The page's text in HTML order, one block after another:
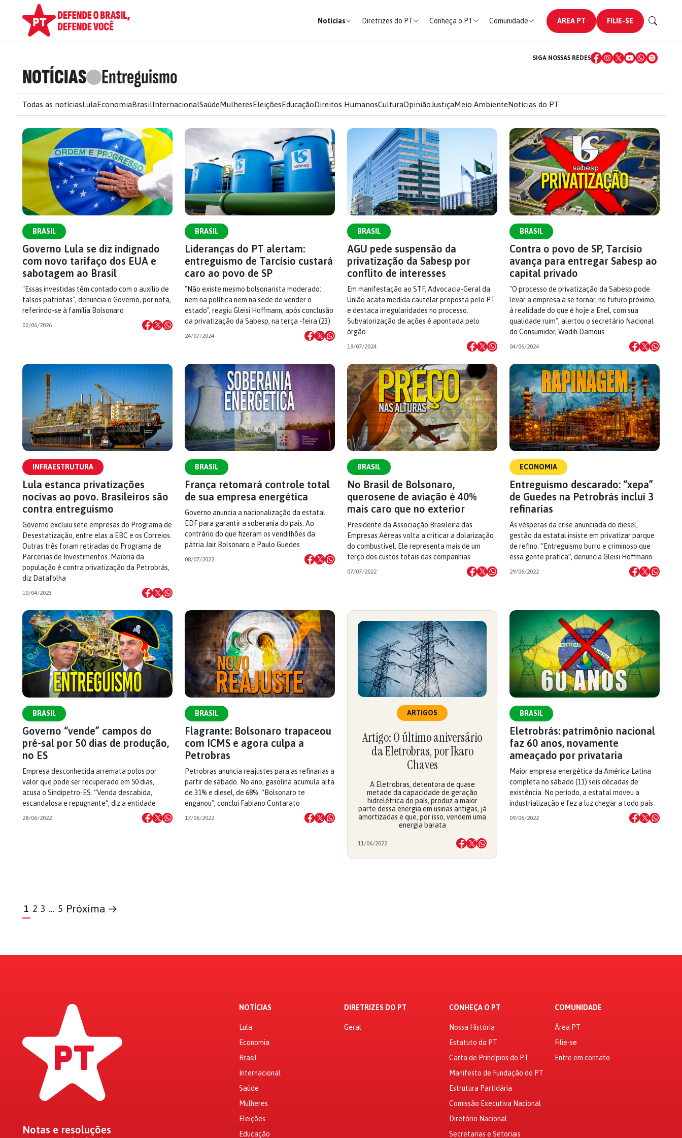
Notícias Diretrizes do PT Conheça o PT Comunidade ÁREA PT FILIE-SE
NOTÍCIAS Entreguismo
SIGA NOSSAS REDES
Todas as notíciasLulaEconomiaBrasilInternacionalSaúdeMulheresEleiçõesEducaçãoDireitos HumanosCulturaOpiniãoJustiçaMeio AmbienteNotícias do PT
BRASIL
Governo Lula se diz indignado
com novo tarifaço dos EUA e
sabotagem ao Brasil
"Essas investidas têm contado com o auxílio de
falsos patriotas", denuncia o Governo, por nota,
referindo-se à família Bolsonaro
02/06/2026
BRASIL
Lideranças do PT alertam:
entreguismo de Tarcísio custará
caro ao povo de SP
"Não existe mesmo bolsonarista moderado:
nem na política nem na sede de vender o
estado", reagiu Gleisi Hoffmann, após conclusão
da privatização da Sabesp, na terça -feira (23)
24/07/2024
BRASIL
AGU pede suspensão da
privatização da Sabesp por
conflito de interesses
Em manifestação ao STF, Advocacia-Geral da
União acata medida cautelar proposta pelo PT
e destaca irregularidades no processo.
Subvalorização de ações é apontada pelo
órgão
19/07/2024
BRASIL
Contra o povo de SP, Tarcísio
avança para entregar Sabesp ao
capital privado
"O processo de privatização da Sabesp pode
levar a empresa a se tornar, no futuro próximo,
à realidade do que é hoje a Enel, com sua
qualidade ruim", alertou o secretário Nacional
do Consumidor, Wadih Damous
04/06/2024
INFRAESTRUTURA
Lula estanca privatizações
nocivas ao povo. Brasileiros são
contra entreguismo
Governo excluiu sete empresas do Programa de
Desestatização, entre elas a EBC e os Correios.
Outras três foram retiradas do Programa de
Parcerias de Investimentos. Maioria da
população é contra privatização da Petrobrás,
diz Datafolha
10/04/2023
BRASIL
França retomará controle total
de sua empresa energética
Governo anuncia a nacionalização da estatal
EDF para garantir a soberania do país. Ao
contrário do que fizeram os vendilhões da
pátria Jair Bolsonaro e Paulo Guedes
08/07/2022
BRASIL
No Brasil de Bolsonaro,
querosene de aviação é 40%
mais caro que no exterior
Presidente da Associação Brasileira das
Empresas Aéreas volta a criticar a dolarização
do combustível. Ele representa mais de um
terço dos custos totais das companhias
07/07/2022
ECONOMIA
Entreguismo descarado: “xepa”
de Guedes na Petrobrás inclui 3
refinarias
Às vésperas da crise anunciada do diesel,
gestão da estatal insiste em privatizar parque
de refino. “Entreguismo burro e criminoso que
essa gente pratica”, denuncia Gleisi Hoffmann
29/06/2022
BRASIL
Governo “vende” campos do
pré-sal por 50 dias de produção,
no ES
Empresa desconhecida arremata polos por
valor que pode ser recuperado em 50 dias,
acusa o Sindipetro-ES. “Venda descabida,
escandalosa e repugnante”, diz a entidade
28/06/2022
BRASIL
Flagrante: Bolsonaro trapaceou
com ICMS e agora culpa a
Petrobras
Petrobras anuncia reajustes para as refinarias a
partir de sábado. No ano, gasolina acumula alta
de 31% e diesel, de 68%. “Bolsonaro te
enganou”, conclui Fabiano Contarato
17/06/2022
ARTIGOS
Artigo: O último aniversário
da Eletrobras, por Ikaro
Chaves
A Eletrobras, detentora de quase
metade da capacidade de geração
hidrelétrica do país, produz a maior
parte dessa energia em usinas antigas, já
amortizadas e que, por isso, vendem uma
energia barata
11/06/2022
BRASIL
Eletrobrás: patrimônio nacional
faz 60 anos, novamente
ameaçado por privataria
Maior empresa energética da América Latina
completa no sábado (11) seis décadas de
existência. No período, a estatal moveu a
industrialização e fez a luz chegar a todo país
09/06/2022
1 2 3 … 5 Próxima →
Notas e resoluções
NOTÍCIAS
Lula
Economia
Brasil
Internacional
Saúde
Mulheres
Eleições
Educação
DIRETRIZES DO PT
Geral
CONHEÇA O PT
Nossa História
Estatuto do PT
Carta de Princípios do PT
Manifesto de Fundação do PT
Estrutura Partidária
Comissão Executiva Nacional
Diretório Nacional
Secretarias e Setoriais
COMUNIDADE
Área PT
Filie-se
Entre em contato